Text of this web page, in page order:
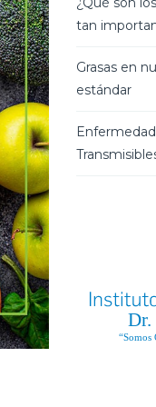
tan
Grasas en
estándar